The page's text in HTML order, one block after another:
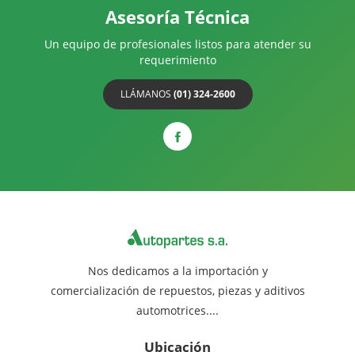
Asesoría Técnica
Un equipo de profesionales listos para atender su
requerimiento
LLÁMANOS (01) 324-2600
Nos dedicamos a la importación y
comercialización de repuestos, piezas y aditivos
automotrices....
Ubicación